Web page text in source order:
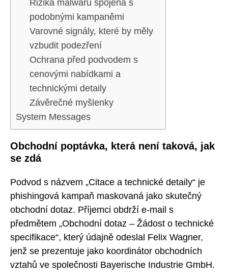
Rizika malwaru spojená s
podobnými kampaněmi
Varovné signály, které by měly
vzbudit podezření
Ochrana před podvodem s
cenovými nabídkami a
technickými detaily
Závěrečné myšlenky
System Messages
Obchodní poptávka, která není taková, jak
se zdá
Podvod s názvem „Citace a technické detaily“ je
phishingová kampaň maskovaná jako skutečný
obchodní dotaz. Příjemci obdrží e-mail s
předmětem „Obchodní dotaz – Žádost o technické
specifikace“, který údajně odeslal Felix Wagner,
jenž se prezentuje jako koordinátor obchodních
vztahů ve společnosti Bayerische Industrie GmbH.